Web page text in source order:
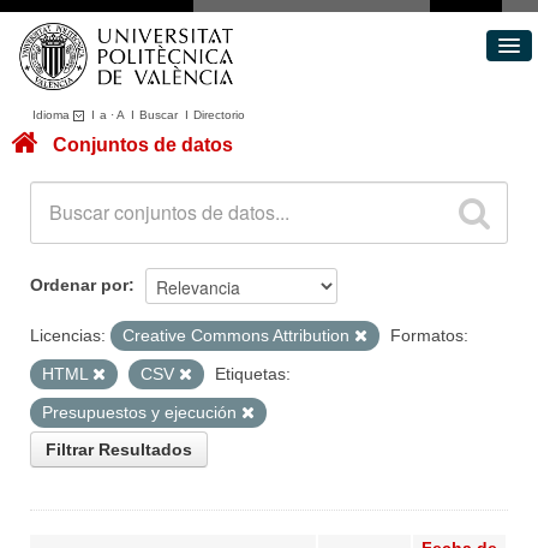
Idioma I a ·A I BuscarI Directorio
Conjuntos de datos
Acerca de
Portal de Transparencia
Conjuntos de datos
Ordenar por
Licencias: Creative Commons Attribution
Formatos:
HTML
CSV
Etiquetas:
Presupuestos y ejecución
Filtrar Resultados